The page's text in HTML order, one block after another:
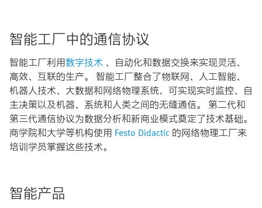
智能工厂中的通信协议
智能工厂利用数字技术 、自动化和数据交换来实现灵活、
高效、互联的生产。 智能工厂整合了物联网、人工智能、
机器人技术、大数据和网络物理系统，可实现实时监控、自
主决策以及机器、系统和人类之间的无缝通信。 第二代和
第三代通信协议为数据分析和新商业模式奠定了技术基础。
商学院和大学等机构使用 Festo Didactic 的网络物理工厂来
培训学员掌握这些技术。
智能产品